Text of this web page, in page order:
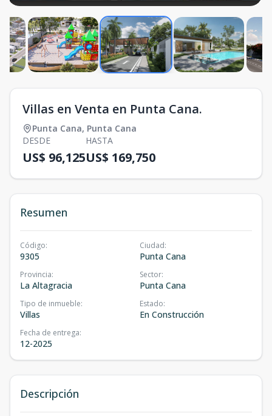
Villas en Venta en Punta Cana.
Punta Cana, Punta Cana
DESDE
US$ 96,125
HASTA
US$ 169,750
Resumen
Código:
9305
Ciudad:
Punta Cana
Provincia:
La Altagracia
Sector:
Punta Cana
Tipo de inmueble:
Villas
Estado:
En Construcción
Fecha de entrega:
12-2025
Descripción